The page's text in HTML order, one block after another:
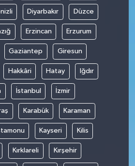
Diyarbakır Düzce
Erzincan Erzurum
Gaziantep Giresun
Hakkâri Hatay Iğdır
İstanbul İzmir
Karabük Karaman
Kayseri Kilis
Kırklareli Kırşehir